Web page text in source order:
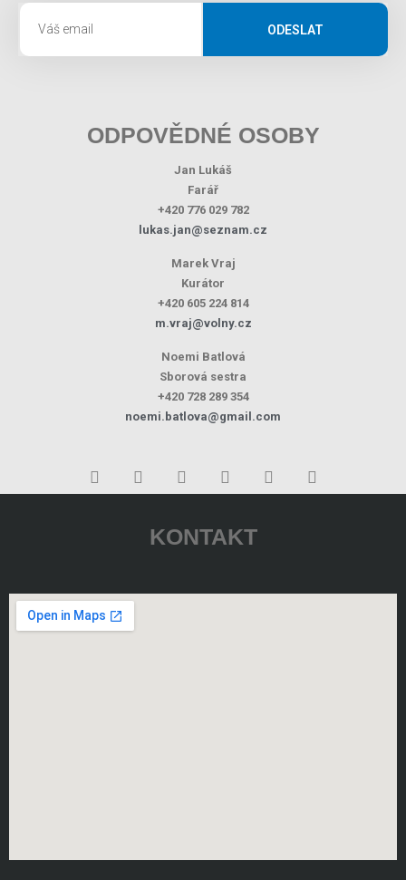
ODESLAT
ODPOVĚDNÉ OSOBY
Jan Lukáš
Farář
+420 776 029 782
lukas.jan@seznam.cz
Marek Vraj
Kurátor
+420 605 224 814
m.vraj@volny.cz
Noemi Batlová
Sborová sestra
+420 728 289 354
noemi.batlova@gmail.com
KONTAKT